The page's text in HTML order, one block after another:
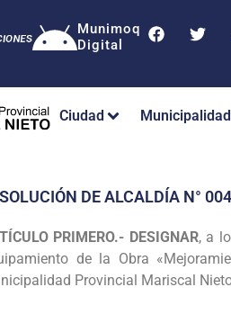
Munimoq
Digital
Ciudad Municipalidad
DE ALCALDÍA N°
PRIMERO.- DESIGNAR, a
de la Obra
Provincial Mariscal